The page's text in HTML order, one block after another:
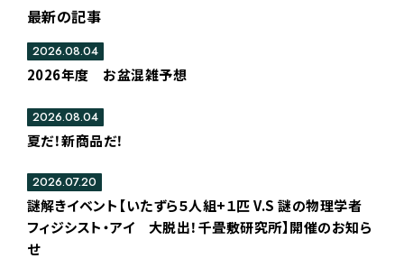
最新の記事
2026年度 お盆混雑予想
2026.08.04
夏だ！新商品だ！
2026.08.04
謎解きイベント【いたずら５人組+１匹 V.S 謎の物理学者
フィジシスト・アイ 大脱出！千畳敷研究所】開催のお知ら
せ
2026.07.20